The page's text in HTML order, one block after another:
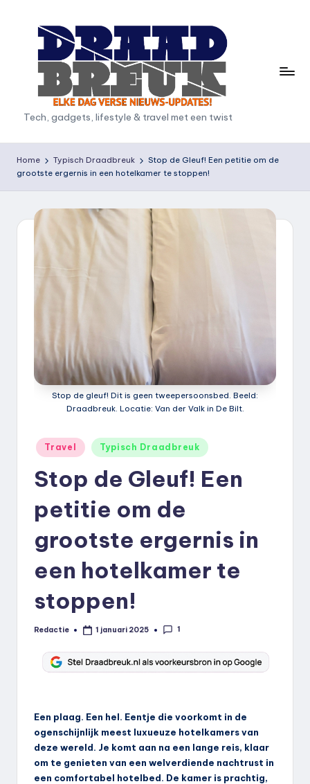
D
r
a
a
Tech, gadgets, lifestyle & travel met een twist
Home Typisch Draadbreuk
Stop de Gleuf! Een petitie om de
grootste ergernis in een hotelkamer te stoppen!
Stop de gleuf! Dit is geen tweepersoonsbed. Beeld:
Draadbreuk. Locatie: Van der Valk in De Bilt.
Geplaatst
in
Travel Typisch Draadbreuk
Stop de Gleuf! Een
petitie om de
grootste ergernis in
een hotelkamer te
stoppen!
Geplaatst
Redactie 1 januari 2025 1
Een plaag. Een hel. Eentje die voorkomt in de
ogenschijnlijk meest luxueuze hotelkamers van
deze wereld. Je komt aan na een lange reis, klaar
om te genieten van een welverdiende nachtrust in
een comfortabel hotelbed. De kamer is prachtig,